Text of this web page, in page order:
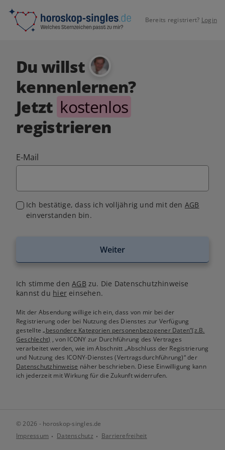
Bereits registriert? Login
Du willst
kennenlernen?
Jetzt kostenlos
registrieren
E-Mail
Ich bestätige, dass ich volljährig und mit den AGB
einverstanden bin.
Weiter
Ich stimme denAGB zu. Die Datenschutzhinweise
kannst du hiereinsehen.
Mit der Absendung willige ich ein, dass von mir bei der
Registrierung oder bei Nutzung des Dienstes zur Verfügung
gestellte„besondere Kategorien personenbezogener Daten“(z.B.
Geschlecht) , von ICONY zur Durchführung des Vertrages
verarbeitet werden, wie im Abschnitt „Abschluss der Registrierung
und Nutzung des ICONY-Dienstes (Vertragsdurchführung)“ der
Datenschutzhinweise näher beschrieben. Diese Einwilligung kann
ich jederzeit mit Wirkung für die Zukunft widerrufen.
© 2026 - horoskop-singles.de
Impressum
Datenschutz Barrierefreiheit